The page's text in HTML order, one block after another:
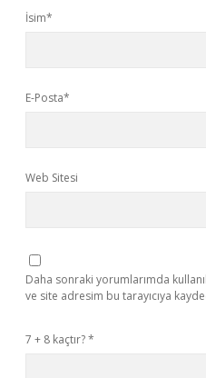
İsim*
E-Posta*
Web Sitesi
Daha sonraki yorumlarımda
ve site adresim bu tarayıcıya
7 + 8 kaçtır?*